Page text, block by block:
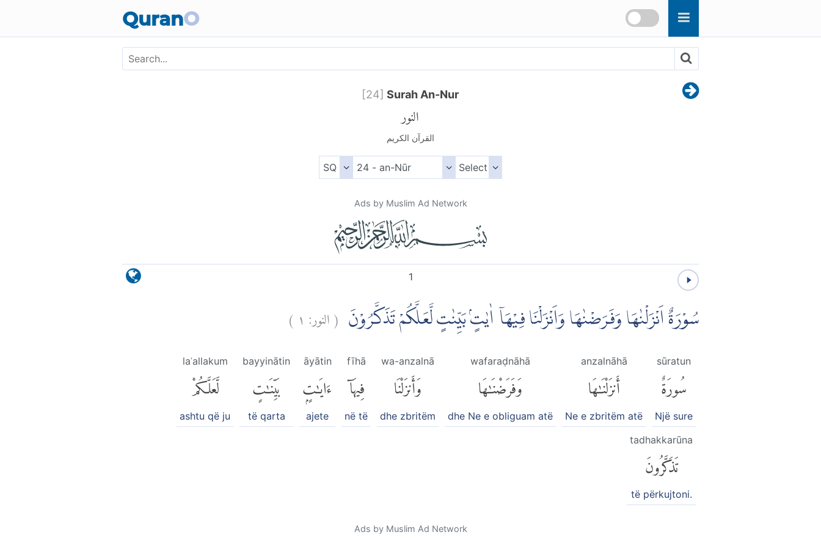
QuranO
[24] Surah An-Nur
النور
القرآن الكريم
Ads by Muslim Ad Network
1
سُوْرَةٌ اَنْزَلْنٰهَا وَفَرَضْنٰهَا وَاَنْزَلْنَا فِيْهَآ اٰيٰتٍۢ بَيِّنٰتٍ لَّعَلَّكُمْ تَذَكَّرُوْنَ (النور: ١ )
sūratun
سُورَةٌ
Një sure
anzalnāhā
أَنزَلْنَٰهَا
Ne e zbritëm atë
wafaraḍnāhā
وَفَرَضْنَٰهَا
dhe Ne e obliguam atë
wa-anzalnā
وَأَنزَلْنَا
dhe zbritëm
fīhā
فِيهَآ
në të
āyātin
ءَايَٰتٍۭ
ajete
bayyinātin
بَيِّنَٰتٍ
të qarta
laʿallakum
لَّعَلَّكُمْ
ashtu që ju
tadhakkarūna
تَذَكَّرُونَ
të përkujtoni.
Ads by Muslim Ad Network